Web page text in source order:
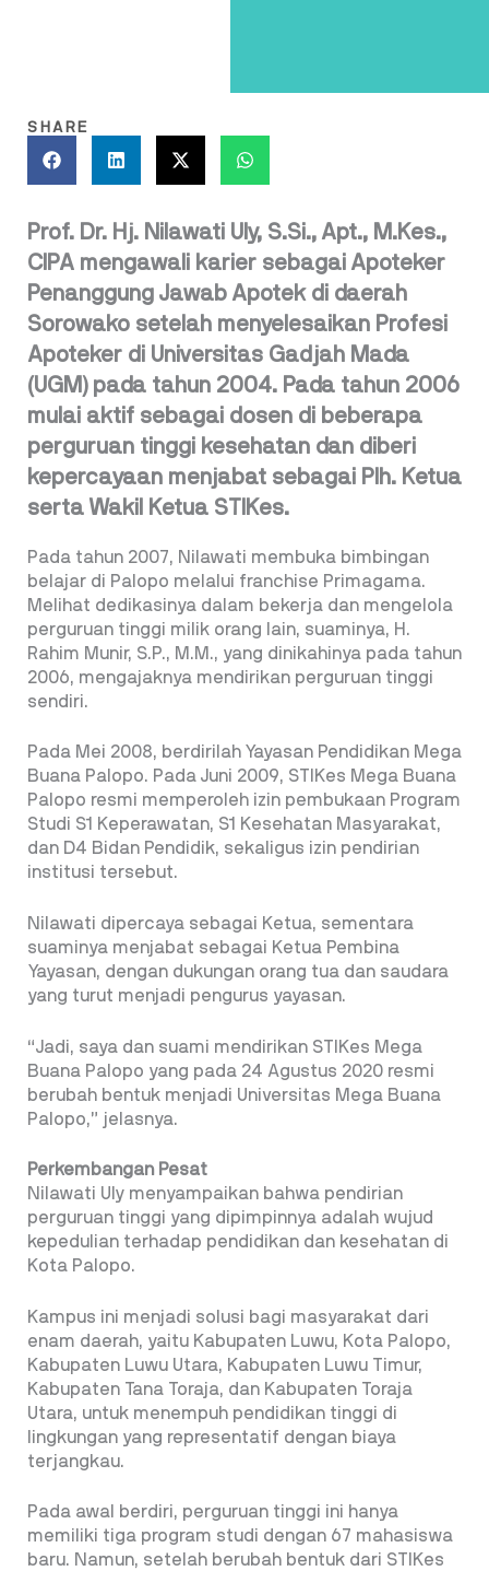
SHARE
Prof. Dr. Hj. Nilawati Uly, S.Si., Apt., M.Kes.,
CIPA mengawali karier sebagai Apoteker
Penanggung Jawab Apotek di daerah
Sorowako setelah menyelesaikan Profesi
Apoteker di Universitas Gadjah Mada
(UGM) pada tahun 2004. Pada tahun 2006
mulai aktif sebagai dosen di beberapa
perguruan tinggi kesehatan dan diberi
kepercayaan menjabat sebagai Plh. Ketua
serta Wakil Ketua STIKes.
Pada tahun 2007, Nilawati membuka bimbingan
belajar di Palopo melalui franchise Primagama.
Melihat dedikasinya dalam bekerja dan mengelola
perguruan tinggi milik orang lain, suaminya, H.
Rahim Munir, S.P., M.M., yang dinikahinya pada tahun
2006, mengajaknya mendirikan perguruan tinggi
sendiri.
Pada Mei 2008, berdirilah Yayasan Pendidikan Mega
Buana Palopo. Pada Juni 2009, STIKes Mega Buana
Palopo resmi memperoleh izin pembukaan Program
Studi S1 Keperawatan, S1 Kesehatan Masyarakat,
dan D4 Bidan Pendidik, sekaligus izin pendirian
institusi tersebut.
Nilawati dipercaya sebagai Ketua, sementara
suaminya menjabat sebagai Ketua Pembina
Yayasan, dengan dukungan orang tua dan saudara
yang turut menjadi pengurus yayasan.
“Jadi, saya dan suami mendirikan STIKes Mega
Buana Palopo yang pada 24 Agustus 2020 resmi
berubah bentuk menjadi Universitas Mega Buana
Palopo,” jelasnya.
Perkembangan Pesat
Nilawati Uly menyampaikan bahwa pendirian
perguruan tinggi yang dipimpinnya adalah wujud
kepedulian terhadap pendidikan dan kesehatan di
Kota Palopo.
Kampus ini menjadi solusi bagi masyarakat dari
enam daerah, yaitu Kabupaten Luwu, Kota Palopo,
Kabupaten Luwu Utara, Kabupaten Luwu Timur,
Kabupaten Tana Toraja, dan Kabupaten Toraja
Utara, untuk menempuh pendidikan tinggi di
lingkungan yang representatif dengan biaya
terjangkau.
Pada awal berdiri, perguruan tinggi ini hanya
memiliki tiga program studi dengan 67 mahasiswa
baru. Namun, setelah berubah bentuk dari STIKes